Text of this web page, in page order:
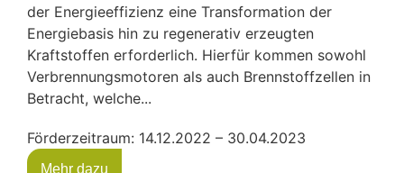
der Energieeffizienz eine Transformation der
Energiebasis hin zu regenerativ erzeugten
Kraftstoffen erforderlich. Hierfür kommen sowohl
Verbrennungsmotoren als auch Brennstoffzellen in
Betracht, welche...
Förderzeitraum: 14.12.2022 – 30.04.2023
Mehr dazu